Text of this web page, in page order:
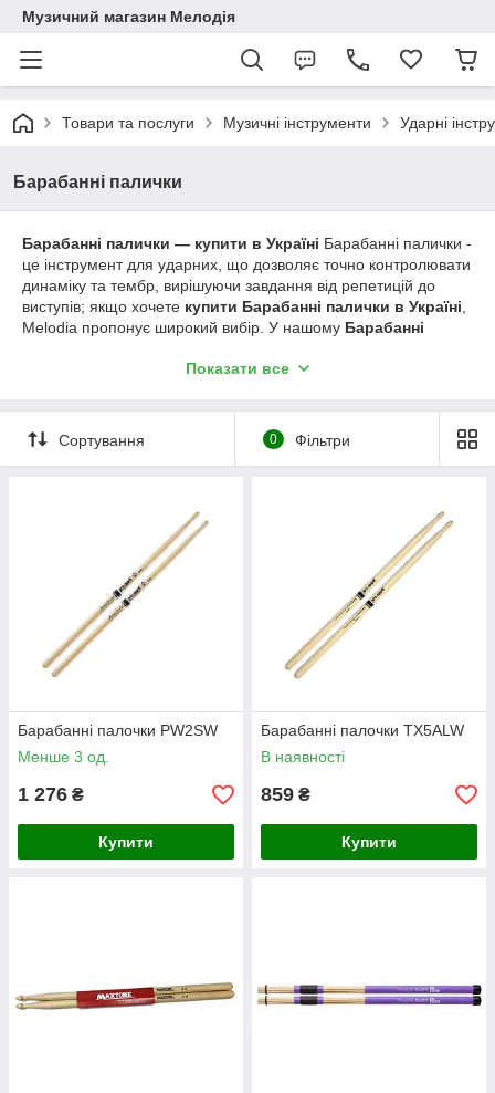
Музичний магазин Мелодія
Товари та послуги Музичні інструменти Ударні
Барабанні палички
Барабанні палички — купити в Україні Барабанні палички -
це інструмент для ударних, що дозволяє точно контролювати
динаміку та тембр, вирішуючи завдання від репетицій до
виступів; якщо хочете купити Барабанні палички в Україні
Melodia пропонує широкий вибір. У нашому Барабанні
наконечниками, а реальніБарабанні палички відгуки
Дізнайтесь актуальнуБарабанні палички ціната
оформлюйте замовлення — купити зручно та вигідно саме в
Melodia.
Показати все
Сортування 0 Фільтри
Барабанні палочки PW2SW
Менше 3 од.
1 276 ₴
Купити
Барабанні палочки TX5ALW
В наявності
859 ₴
Купити